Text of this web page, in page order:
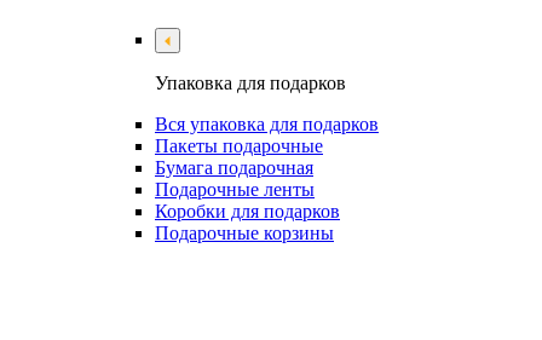
Упаковка для подарков
Вся упаковка для подарков
Пакеты подарочные
Бумага подарочная
Подарочные ленты
Коробки для подарков
Подарочные корзины